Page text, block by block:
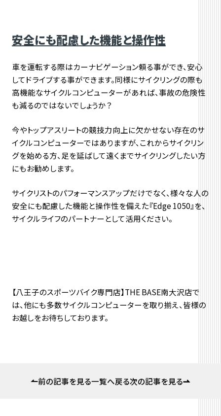
安全にも配慮した機能と操作性
車を運転する際はカーナビゲーション頼る事ができ、安心
してドライブする事ができます。同様にサイクリングの際も
高機能なサイクルコンピューターがあれば、事故の危険性
も減るのではないでしょうか？
今やトップアスリートの競技力向上に欠かせない存在のサ
イクルコンピューターではありますが、これからサイクリン
グを始める方、足を延ばして遠くまでサイクリングしたい方
にもお勧めします。
サイクリストのパフォーマンスアップだけでなく、様々な人の
安全にも配慮した機能と操作性を備えた『Edge 1050』を、
サイクルライフのパートナーとして活用ください。
【八王子のスポーツバイク専門店】THE BASE南大沢店で
は、他にも多数サイクルコンピューターを取り揃え、皆様の
お越しをお待ちしております。
前の記事を見る一覧へ戻る次の記事を見る